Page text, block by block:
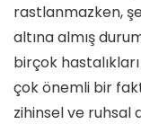
rastlanmazken,
altına almış
birçok
çok önemli bir
zihinsel ve